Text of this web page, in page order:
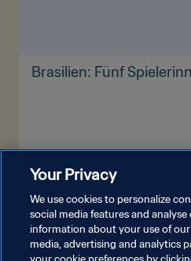
Brasilien: Fünf
MEHR
Your Privacy
We use cookies to personalize
social media features and
information about your use of
media, advertising and analytics